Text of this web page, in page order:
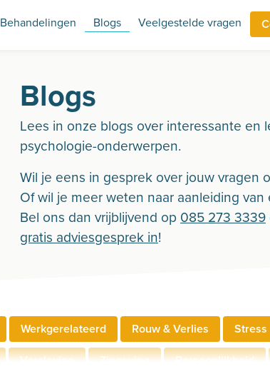
Behandelingen Blogs Veelgestelde vragen
Blogs
Lees in onze blogs over interessante en
psychologie-onderwerpen.
Wil je eens in gesprek over jouw vragen
Of wil je meer weten naar aanleiding van
Bel ons dan vrijblijvend op 085 273 3339
gratis adviesgesprek in!
Werkgerelateerd Rouw & Verlies
Stress
Verslaving Zingeving Persoonlijkheid